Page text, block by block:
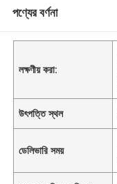
পণ্যের বর্ণনা
লক্ষণীয় করা:
উৎপত্তি স্থল
ডেলিভারি সময়